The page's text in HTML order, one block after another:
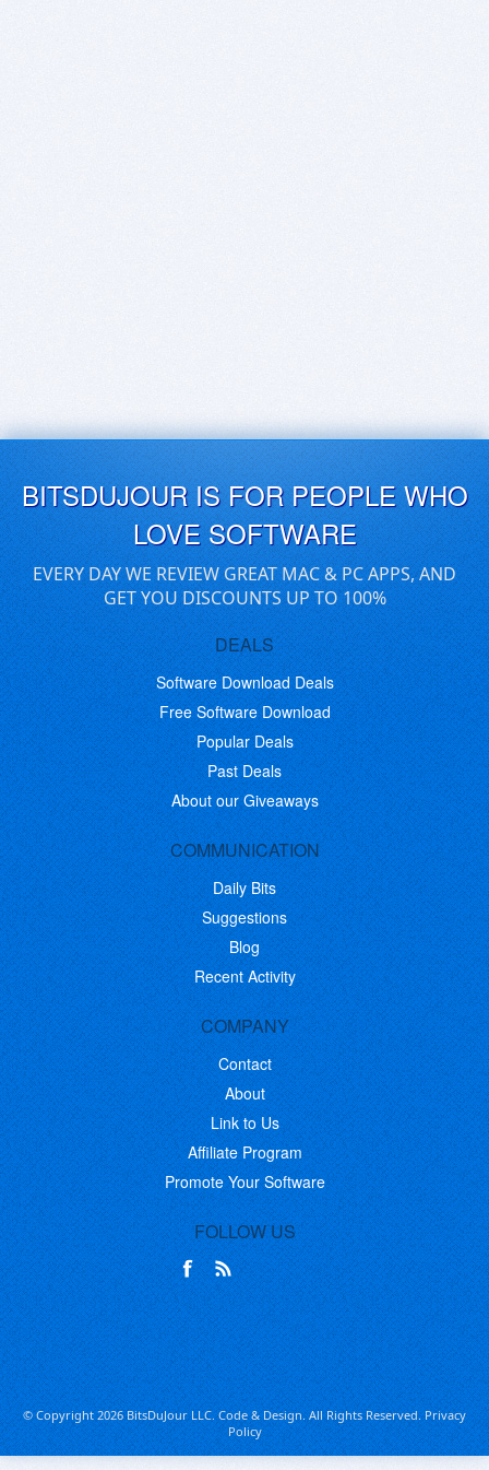
BITSDUJOUR IS FOR PEOPLE WHO
LOVE SOFTWARE
EVERY DAY WE REVIEW GREAT MAC & PC APPS, AND
GET YOU DISCOUNTS UP TO 100%
DEALS
Software Download Deals
Free Software Download
Popular Deals
Past Deals
About our Giveaways
COMMUNICATION
Daily Bits
Suggestions
Blog
Recent Activity
COMPANY
Contact
About
Link to Us
Affiliate Program
Promote Your Software
FOLLOW US
© Copyright 2026 BitsDuJour LLC. Code & Design. All Rights Reserved.Privacy
Policy